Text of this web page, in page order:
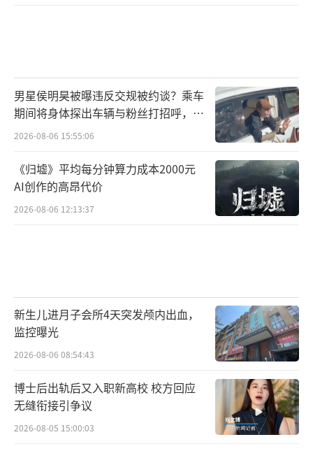
男星侯明昊被曝违反交规被约谈？乘车
期间将身体探出车辆与粉丝打招呼，当
地交警回应
2026-08-06 15:55:06
《归墟》平均每分钟算力成本2000元
AI创作的高昂代价
2026-08-06 12:13:37
新生儿进月子会所4天突发颅内出血，
监控曝光
2026-08-06 08:54:43
博士后出轨后又入职新高校 校方回应
无缝衔接引争议
2026-08-05 15:00:03